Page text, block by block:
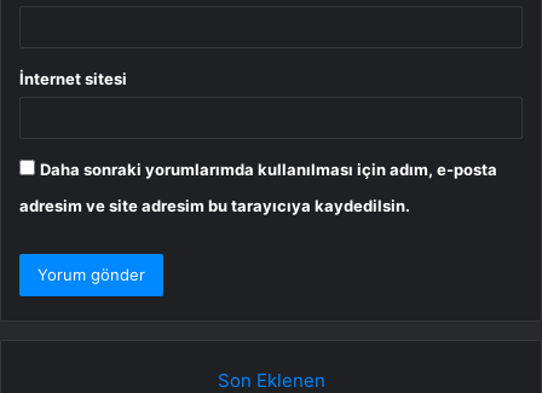
İnternet sitesi
Daha sonraki yorumlarımda kullanılması için adım, e-posta
adresim ve site adresim bu tarayıcıya kaydedilsin.
Son Eklenen